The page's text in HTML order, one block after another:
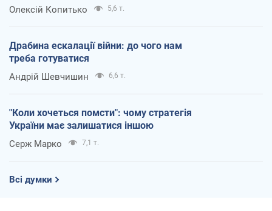
Олексій Копитько 5,6 т.
Драбина ескалації війни: до чого нам
треба готуватися
Андрій Шевчишин 6,6 т.
"Коли хочеться помсти": чому стратегія
України має залишатися іншою
Серж Марко 7,1 т.
Всі думки